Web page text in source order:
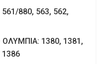
880, 563, 562,
1380, 1381,
1386